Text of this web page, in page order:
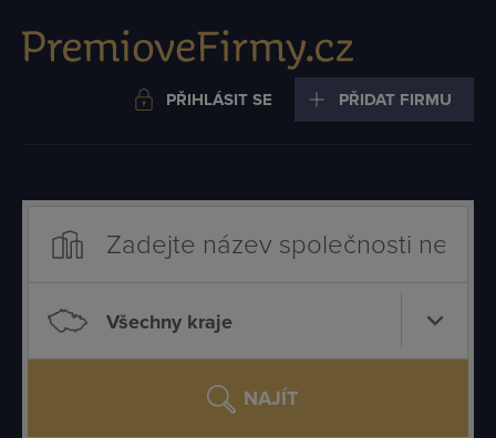
PŘIHLÁSIT SE PŘIDAT FIRMU
Všechny kraje
NAJÍT